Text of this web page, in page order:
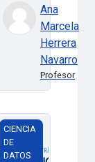
Ana
Marcela
Herrera
Navarro
Profesor
25_2
Optativa III
CIENCIA
DE
DATOS